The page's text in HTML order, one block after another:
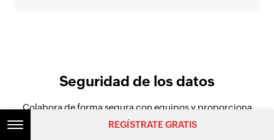
Seguridad de los datos
Colabora de forma segura con equipos y proporciona
permisos detallados para garantizar que los usuarios solo
REGÍSTRATE GRATIS